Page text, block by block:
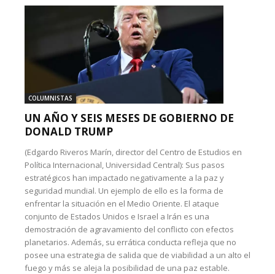
COLUMNISTAS
UN AÑO Y SEIS MESES DE GOBIERNO DE
DONALD TRUMP
(Edgardo Riveros Marín, director del Centro de Estudios en
Política Internacional, Universidad Central): Sus pasos
estratégicos han impactado negativamente a la paz y
seguridad mundial. Un ejemplo de ello es la forma de
enfrentar la situación en el Medio Oriente. El ataque
conjunto de Estados Unidos e Israel a Irán es una
demostración de agravamiento del conflicto con efectos
planetarios. Además, su errática conducta refleja que no
posee una estrategia de salida que de viabilidad a un alto el
fuego y más se aleja la posibilidad de una paz estable.